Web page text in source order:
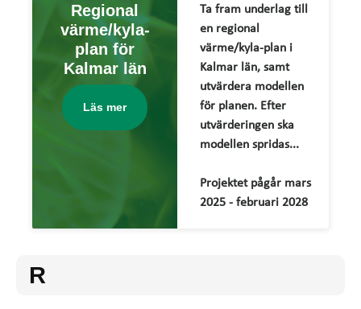
Regional
värme/kyla-
plan för
Kalmar län
Läs mer
Ta fram underlag till
en regional
värme/kyla-plan i
Kalmar län, samt
utvärdera modellen
för planen. Efter
utvärderingen ska
modellen spridas...
Projektet pågår mars
2025 - februari 2028
R